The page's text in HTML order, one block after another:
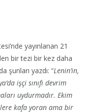
yayınlanan 21
bir tezi bir kez daha
şunları yazdı: “Lenin’in,
işçi sınıfı devrim
uydurmadır. Ekim
kafa yoran ama bir